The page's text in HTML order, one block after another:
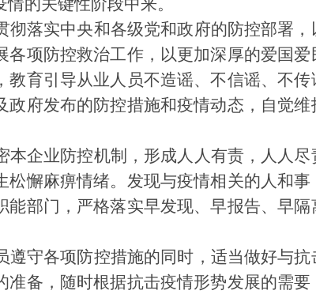
的关键性阶段中来。
彻落实中央和各级党和政府的防控部署
项防控救治工作，以更加深厚的爱国爱
育引导从业人员不造谣、不信谣、不传
府发布的防控措施和疫情动态，自觉维
本企业防控机制，形成人人有责，人人尽
松懈麻痹情绪。发现与疫情相关的人和
能部门，严格落实早发现、早报告、早隔
遵守各项防控措施的同时，适当做好与抗
准备，随时根据抗击疫情形势发展的需要